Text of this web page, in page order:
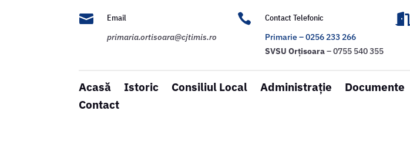

Email
primaria.ortisoara@cjtimis.ro

Contact Telefonic
Primarie – 0256 233 266
SVSU Orțisoara– 0755 540 355

Acasă Istoric Consiliul Local Administrație Documente
Contact